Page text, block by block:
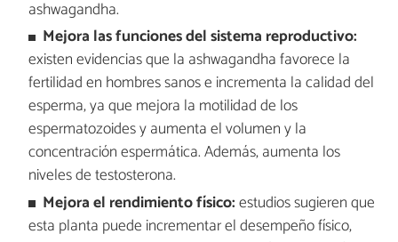
ashwagandha.
Mejora las funciones del sistema reproductivo:
existen evidencias que la ashwagandha favorece la
fertilidad en hombres sanos e incrementa la calidad del
esperma, ya que mejora la motilidad de los
espermatozoides y aumenta el volumen y la
concentración espermática. Además, aumenta los
niveles de testosterona.
Mejora el rendimiento físico:estudios sugieren que
esta planta puede incrementar el desempeño físico,